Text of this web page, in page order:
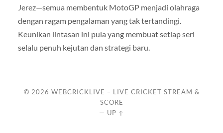
Jerez—semua membentuk MotoGP menjadi olahraga
dengan ragam pengalaman yang tak tertandingi.
Keunikan lintasan ini pula yang membuat setiap seri
selalu penuh kejutan dan strategi baru.
© 2026 WEBCRICKLIVE – LIVE CRICKET STREAM &
SCORE
— UP ↑